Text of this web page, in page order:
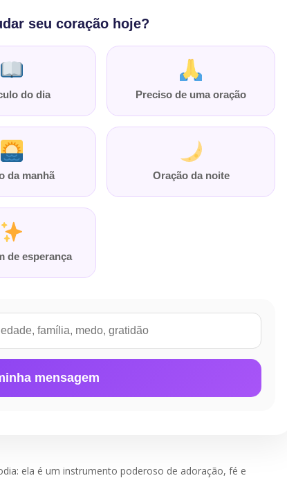
seu coração hoje?
do dia Preciso de uma oração
da manhã Oração da noite
de esperança
mensagem
ela é um instrumento poderoso de adoração, fé e